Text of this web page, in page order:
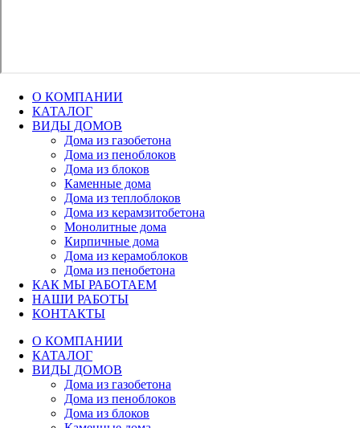
О КОМПАНИИ
КАТАЛОГ
ВИДЫ ДОМОВ
Дома из газобетона
Дома из пеноблоков
Дома из блоков
Каменные дома
Дома из теплоблоков
Дома из керамзитобетона
Монолитные дома
Кирпичные дома
Дома из керамоблоков
Дома из пенобетона
КАК МЫ РАБОТАЕМ
НАШИ РАБОТЫ
КОНТАКТЫ
О КОМПАНИИ
КАТАЛОГ
ВИДЫ ДОМОВ
Дома из газобетона
Дома из пеноблоков
Дома из блоков